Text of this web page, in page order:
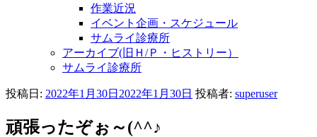
作業近況
イベント企画・スケジュール
サムライ診療所
アーカイブ(旧Ｈ/Ｐ・ヒストリー）
サムライ診療所
投稿日: 2022年1月30日 2022年1月30日 投稿者: superuser
頑張ったぞぉ～(^^♪